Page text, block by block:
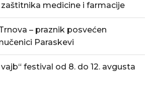
medicine i farmacije
– praznik posvećen
Paraskevi
festival od 8. do 12. avgusta